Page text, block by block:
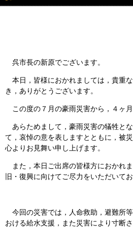
呉市長の新原でございます。
本日，皆様におかれましては，貴重
き，ありがとうございます。
この度の７月の豪雨災害から，４ヶ月
あらためまして，豪雨災害の犠牲と
て，哀悼の意を表しますとともに，被
心よりお見舞い申し上げます。
また，本日ご出席の皆様方におかれ
旧・復興に向けてご尽力をいただいて
今回の災害では，人命救助，避難所
おける給水支援，また災害により寸断